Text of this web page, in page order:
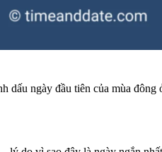
ngày đầu tiên của mùa đông